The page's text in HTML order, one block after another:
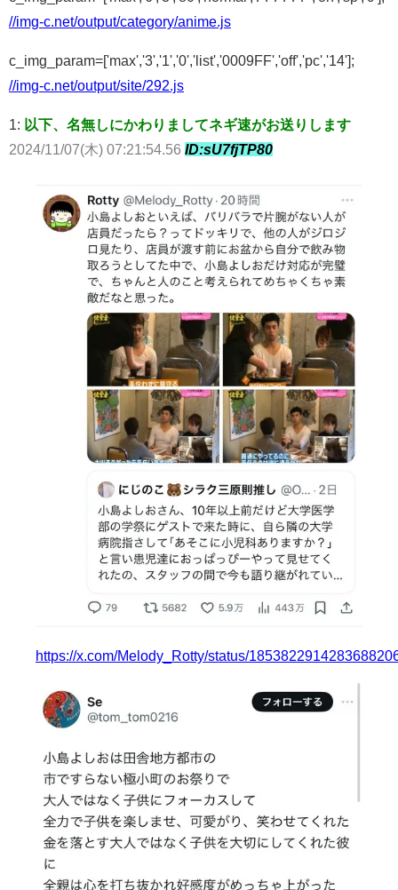
//img-c.net/output/category/anime.js
c_img_param=['max','3','1','0','list','0009FF','off','pc','14'];
//img-c.net/output/site/292.js
1: 以下、名無しにかわりましてネギ速がお送りします
2024/11/07(木) 07:21:54.56 ID:sU7fjTP80
https://x.com/Melody_Rotty/status/